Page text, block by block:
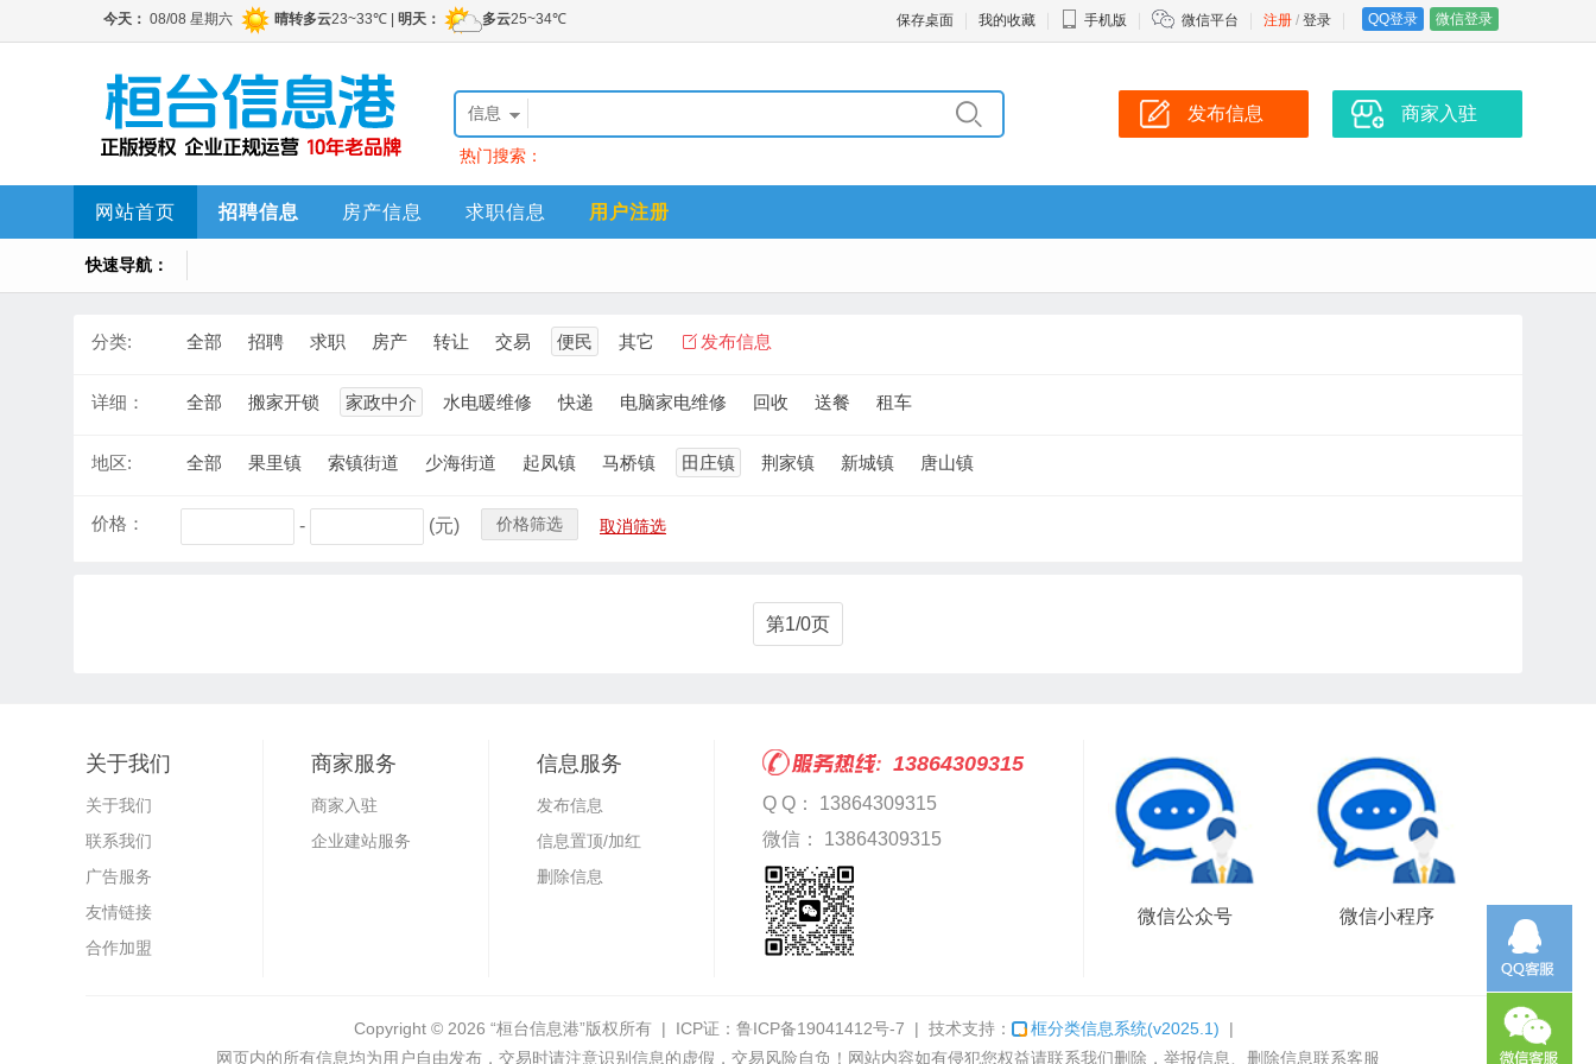
注册 / 登录 QQ登录 微信登录
保存桌面 我的收藏 手机版 微信平台
信息
热门搜索：
发布信息 商家入驻
网站首页 招聘信息 房产信息 求职信息 用户注册
快速导航：
分类: 全部 招聘 求职 房产 转让 交易 便民 其它 发布信息
详细： 全部 搬家开锁 家政中介 水电暖维修 快递 电脑家电维修 回收 送餐 租车
地区: 全部 果里镇 索镇街道 少海街道 起凤镇 马桥镇 田庄镇 荆家镇 新城镇 唐山镇
价格： - (元) 价格筛选 取消筛选
第1/0页
关于我们
关于我们
联系我们
广告服务
友情链接
合作加盟
商家服务
商家入驻
企业建站服务
信息服务
发布信息
信息置顶/加红
删除信息
13864309315
Q Q： 13864309315
微信： 13864309315
微信公众号 微信小程序
Copyright © 2026 “桓台信息港”版权所有 | ICP证： 鲁ICP备19041412号-7 | 技术支持： 框分类信息系统(v2025.1) |
网页内的所有信息均为用户自由发布，交易时请注意识别信息的虚假，交易风险自负！网站内容如有侵犯您权益请联系我们删除，举报信息、删除信息联系客服